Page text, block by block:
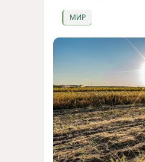
МИР